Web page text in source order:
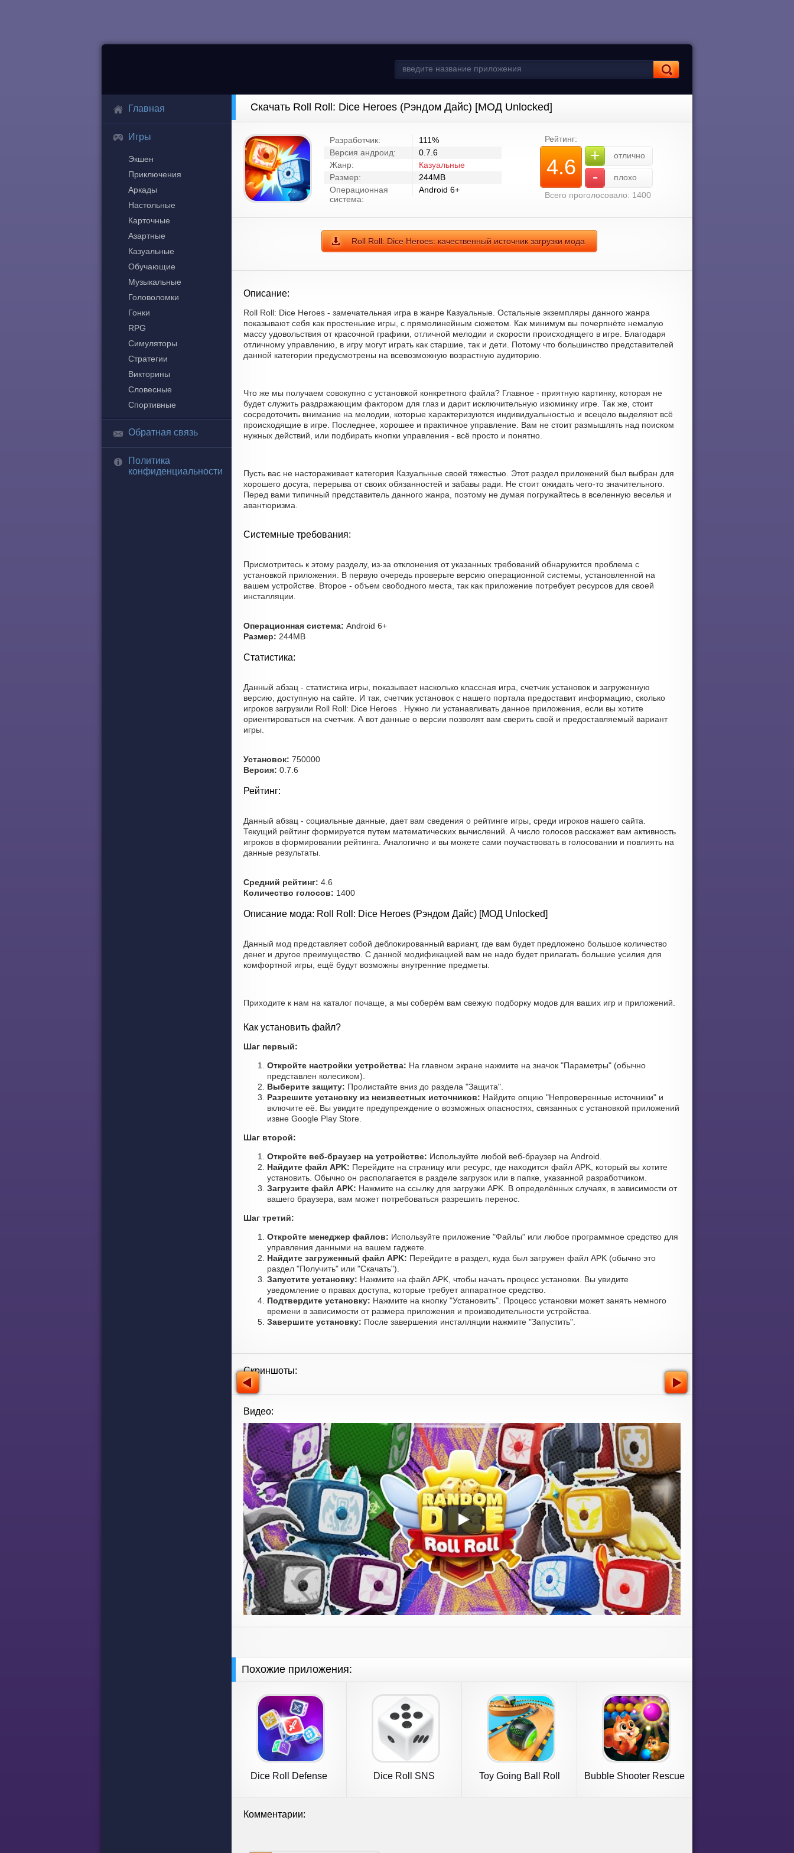
Главная
Игры
Экшен
Приключения
Аркады
Настольные
Карточные
Азартные
Казуальные
Обучающие
Музыкальные
Головоломки
Гонки
RPG
Симуляторы
Стратегии
Викторины
Словесные
Спортивные
Обратная связь
Политика
конфиденциальности
Скачать Roll Roll: Dice Heroes (Рэндом Дайс) [МОД Unlocked]
Разработчик:
111%
Версия андроид:
0.7.6
Жанр:
Казуальные
Размер:
244MB
Операционная
система:
Android 6+
Рейтинг:
4.6 + отлично
-
плохо
Всего проголосовало: 1400
Roll Roll: Dice Heroes: качественный источник загрузки мода
Описание:
Roll Roll: Dice Heroes - замечательная игра в жанре Казуальные. Остальные экземпляры данного жанра
показывают себя как простенькие игры, с прямолинейным сюжетом. Как минимум вы почерпнёте немалую
массу удовольствия от красочной графики, отличной мелодии и скорости происходящего в игре. Благодаря
отличному управлению, в игру могут играть как старшие, так и дети. Потому что большинство представителей
данной категории предусмотрены на всевозможную возрастную аудиторию.
Что же мы получаем совокупно с установкой конкретного файла? Главное - приятную картинку, которая не
будет служить раздражающим фактором для глаз и дарит исключительную изюминку игре. Так же, стоит
сосредоточить внимание на мелодии, которые характеризуются индивидуальностью и всецело выделяют всё
происходящие в игре. Последнее, хорошее и практичное управление. Вам не стоит размышлять над поиском
нужных действий, или подбирать кнопки управления - всё просто и понятно.
Пусть вас не настораживает категория Казуальные своей тяжестью. Этот раздел приложений был выбран для
хорошего досуга, перерыва от своих обязанностей и забавы ради. Не стоит ожидать чего-то значительного.
Перед вами типичный представитель данного жанра, поэтому не думая погружайтесь в вселенную веселья и
авантюризма.
Системные требования:
Присмотритесь к этому разделу, из-за отклонения от указанных требований обнаружится проблема с
установкой приложения. В первую очередь проверьте версию операционной системы, установленной на
вашем устройстве. Второе - объем свободного места, так как приложение потребует ресурсов для своей
инсталляции.
Операционная система: Android 6+
Размер: 244MB
Статистика:
Данный абзац - статистика игры, показывает насколько классная игра, счетчик установок и загруженную
версию, доступную на сайте. И так, счетчик установок с нашего портала предоставит информацию, сколько
игроков загрузили Roll Roll: Dice Heroes . Нужно ли устанавливать данное приложения, если вы хотите
ориентироваться на счетчик. А вот данные о версии позволят вам сверить свой и предоставляемый вариант
игры.
Установок: 750000
Версия: 0.7.6
Рейтинг:
Данный абзац - социальные данные, дает вам сведения о рейтинге игры, среди игроков нашего сайта.
Текущий рейтинг формируется путем математических вычислений. А число голосов расскажет вам активность
игроков в формировании рейтинга. Аналогично и вы можете сами поучаствовать в голосовании и повлиять на
данные результаты.
Средний рейтинг: 4.6
Количество голосов: 1400
Описание мода: Roll Roll: Dice Heroes (Рэндом Дайс) [МОД Unlocked]
Данный мод представляет собой деблокированный вариант, где вам будет предложено большое количество
денег и другое преимущество. С данной модификацией вам не надо будет прилагать большие усилия для
комфортной игры, ещё будут возможны внутренние предметы.
Приходите к нам на каталог почаще, а мы соберём вам свежую подборку модов для ваших игр и приложений.
Как установить файл?
Шаг первый:
Откройте настройки устройства: На главном экране нажмите на значок "Параметры" (обычно
представлен колесиком).
Выберите защиту: Пролистайте вниз до раздела "Защита".
Разрешите установку из неизвестных источников: Найдите опцию "Непроверенные источники" и
включите её. Вы увидите предупреждение о возможных опасностях, связанных с установкой приложений
извне Google Play Store.
Шаг второй:
Откройте веб-браузер на устройстве: Используйте любой веб-браузер на Android.
Найдите файл APK: Перейдите на страницу или ресурс, где находится файл APK, который вы хотите
установить. Обычно он располагается в разделе загрузок или в папке, указанной разработчиком.
Загрузите файл APK: Нажмите на ссылку для загрузки APK. В определённых случаях, в зависимости от
вашего браузера, вам может потребоваться разрешить перенос.
Шаг третий:
Откройте менеджер файлов: Используйте приложение "Файлы" или любое программное средство для
управления данными на вашем гаджете.
Найдите загруженный файл APK: Перейдите в раздел, куда был загружен файл APK (обычно это
раздел "Получить" или "Скачать").
Запустите установку: Нажмите на файл APK, чтобы начать процесс установки. Вы увидите
уведомление о правах доступа, которые требует аппаратное средство.
Подтвердите установку: Нажмите на кнопку "Установить". Процесс установки может занять немного
времени в зависимости от размера приложения и производительности устройства.
Завершите установку: После завершения инсталляции нажмите "Запустить".
Скриншоты:
Видео:
Похожие приложения:
Dice Roll Defense Dice Roll SNS Toy Going Ball Roll Bubble Shooter Rescue
Комментарии: